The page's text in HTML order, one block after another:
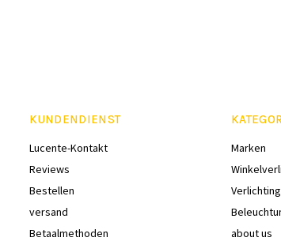
KUNDENDIENST
Lucente-Kontakt
Reviews
Bestellen
versand
Betaalmethoden
Marken
Verlichting
about us